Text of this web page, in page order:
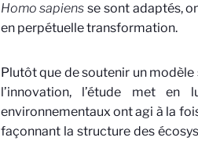
Homo sapiens se sont adaptés,
en perpétuelle transformation.
Plutôt que de soutenir un
l’innovation, l’étude met en
environnementaux ont agi à la
façonnant la structure des